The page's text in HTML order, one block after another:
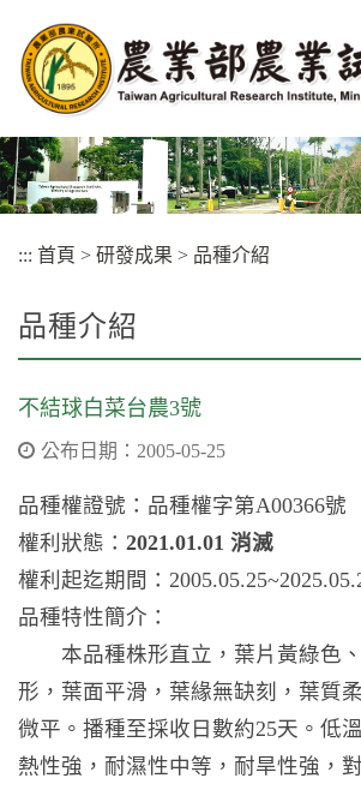
容
區
塊
::: 首頁 > 研發成果 > 品種介紹
品種介紹
不結球白菜台農3號
公布日期：2005-05-25
品種權證號：品種權字第A00366號
權利狀態： 2021.01.01 消滅
權利起迄期間：
品種特性簡介：
本品種株形直立，葉片黃綠色、
形，葉面平滑，葉緣無缺刻，葉質
微平。播種至採收日數約25天。低
熱性強，耐濕性中等，耐旱性強，